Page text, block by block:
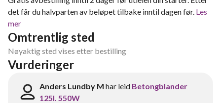
det får du halvparten av beløpet tilbake inntil dagen før. Les
mer
Omtrentlig sted
Nøyaktig sted vises etter bestilling
Vurderinger
Anders Lundby M har leid Betongblander
125l. 550W